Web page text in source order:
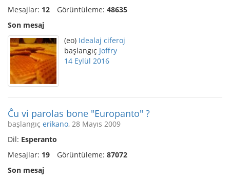
Mesajlar: 12 Görüntüleme: 48635
Son mesaj
(eo) Idealaj ciferoj
başlangıç Joffry
14 Eylül 2016
Ĉu vi parolas bone "Europanto" ?
başlangıç erikano, 28 Mayıs 2009
Dil: Esperanto
Mesajlar: 19 Görüntüleme: 87072
Son mesaj